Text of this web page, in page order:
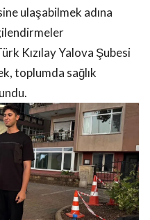
ulaşabilmek adına
Kızılay Yalova Şubesi
toplumda sağlık